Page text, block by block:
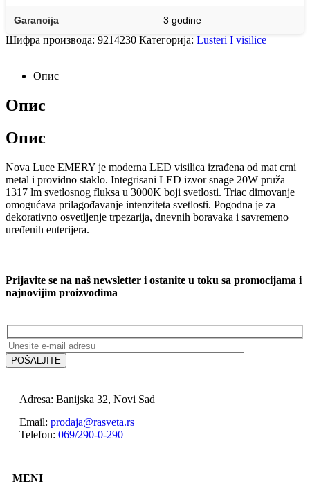
Garancija 3 godine
Шифра производа: 9214230 Категорија: Lusteri I visilice
Опис
Опис
Опис
Nova Luce EMERY je moderna LED visilica izrađena od mat crni
metal i providno staklo. Integrisani LED izvor snage 20W pruža
1317 lm svetlosnog fluksa u 3000K boji svetlosti. Triac dimovanje
omogućava prilagođavanje intenziteta svetlosti. Pogodna je za
dekorativno osvetljenje trpezarija, dnevnih boravaka i savremeno
uređenih enterijera.
Prijavite se na naš newsletter i ostanite u toku sa promocijama i
najnovijim proizvodima
Adresa: Banijska 32, Novi Sad
Email: prodaja@rasveta.rs
Telefon: 069/290-0-290
MENI